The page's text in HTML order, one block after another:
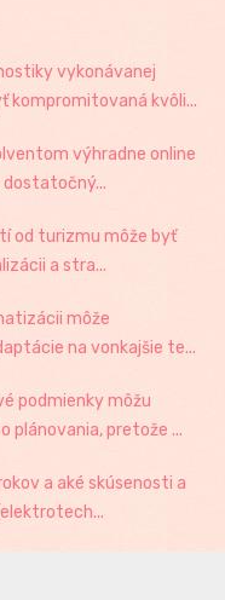
vykonávanej
kompromitovaná kvôli...
výhradne online
dostatočný...
od turizmu môže byť
a stra...
môže
na vonkajšie te...
podmienky môžu
plánovania, pretože ...
a aké skúsenosti a